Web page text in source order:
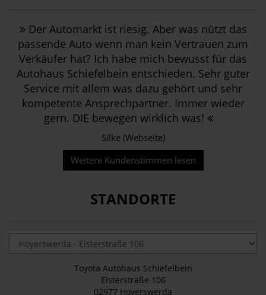
Der Automarkt ist riesig. Aber was nützt das
passende Auto wenn man kein Vertrauen zum
Verkäufer hat? Ich habe mich bewusst für das
Autohaus Schiefelbein entschieden. Sehr guter
Service mit allem was dazu gehört und sehr
kompetente Ansprechpartner. Immer wieder
gern. DIE bewegen wirklich was!
Silke (Webseite)
Weitere Kundenstimmen lesen
STANDORTE
Toyota Autohaus Schiefelbein
Elsterstraße 106
02977 Hoyerswerda